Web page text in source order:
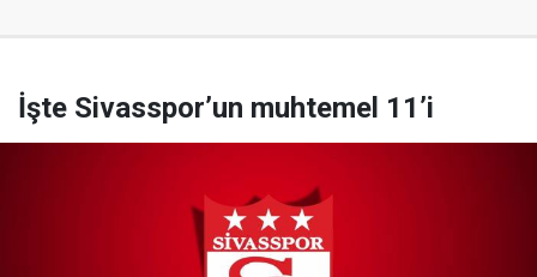
İşte Sivasspor’un muhtemel 11’i